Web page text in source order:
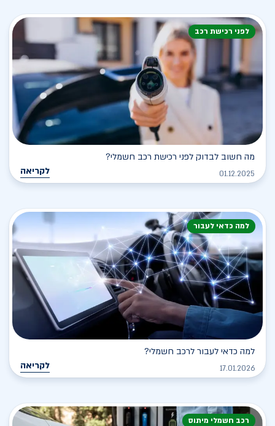
לפני רכישת רכב
מה חשוב לבדוק לפני רכישת רכב חשמלי?
01.12.2025 לקריאה
למה כדאי לעבור
למה כדאי לעבור לרכב חשמלי?
17.01.2026 לקריאה
רכב חשמלי מיתוס